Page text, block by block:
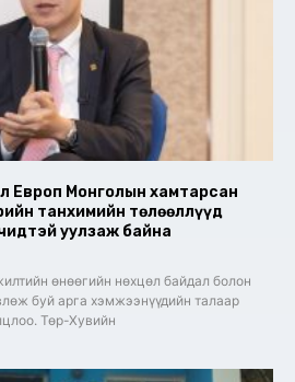
Европ Монголын хамтарсан
танхимийн төлөөллүүд
уулзаж байна
өнөөгийн нөхцөл байдал болон
буй арга хэмжээнүүдийн талаар
​Төр-Хувийн